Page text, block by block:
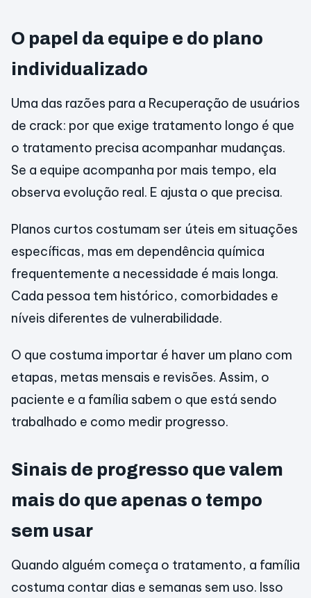
O papel da equipe e do plano
individualizado
Uma das razões para a Recuperação de usuários
de crack: por que exige tratamento longo é que
o tratamento precisa acompanhar mudanças.
Se a equipe acompanha por mais tempo, ela
observa evolução real. E ajusta o que precisa.
Planos curtos costumam ser úteis em situações
específicas, mas em dependência química
frequentemente a necessidade é mais longa.
Cada pessoa tem histórico, comorbidades e
níveis diferentes de vulnerabilidade.
O que costuma importar é haver um plano com
etapas, metas mensais e revisões. Assim, o
paciente e a família sabem o que está sendo
trabalhado e como medir progresso.
Sinais de progresso que valem
mais do que apenas o tempo
sem usar
Quando alguém começa o tratamento, a família
costuma contar dias e semanas sem uso. Isso